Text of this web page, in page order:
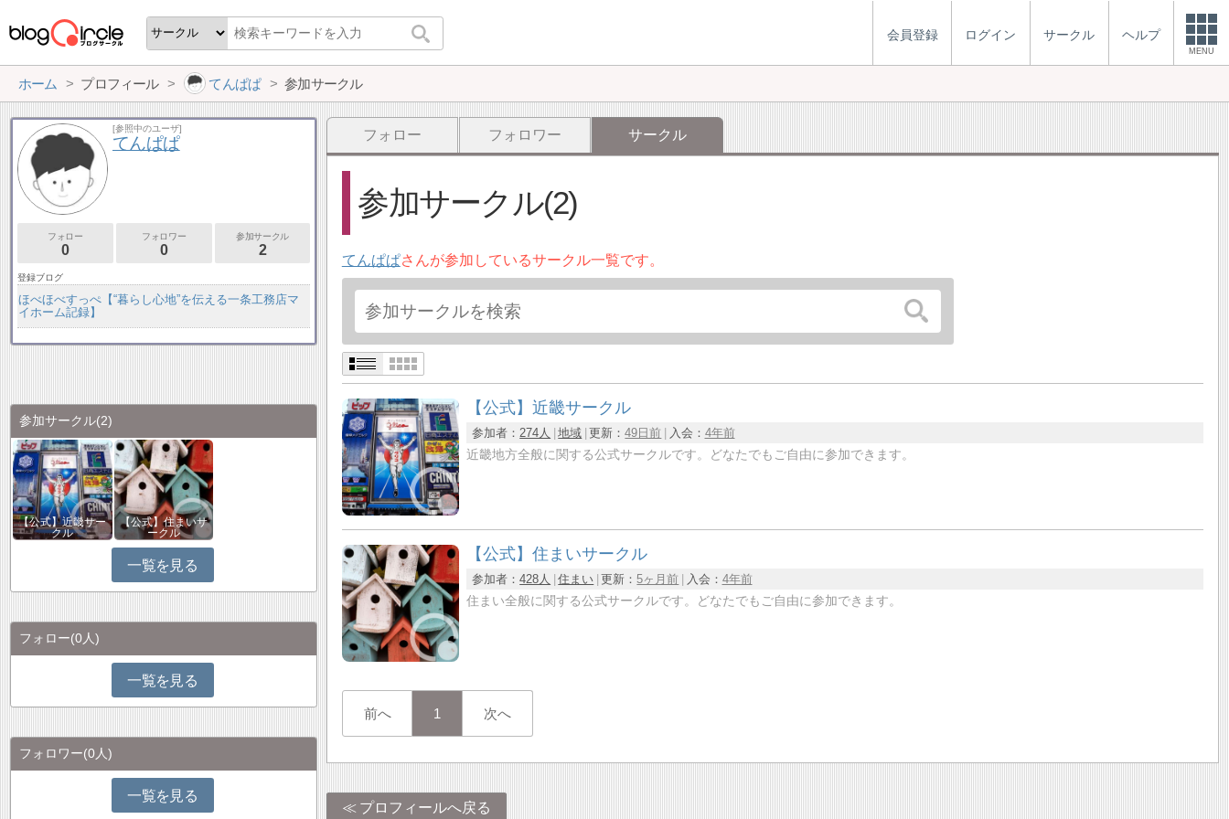
会員登録 ログイン サークル ヘルプ
MENU
ホーム プロフィール てんぱぱ 参加サークル
フォロー フォロワー サークル
参加サークル(2)
てんぱぱさんが参加しているサークル一覧です。
【公式】近畿サークル
参加者：274人 地域 更新：49日前 入会： 4年前
近畿地方全般に関する公式サークルです。どなたでもご自由に参加できます。
【公式】住まいサークル
参加者：428人 住まい 更新：5ヶ月前 入会： 4年前
住まい全般に関する公式サークルです。どなたでもご自由に参加できます。
前へ 1 次へ
プロフィールへ戻る
[参照中のユーザ]
てんぱぱ
フォロー
0
フォロワー
0
参加サークル
2
登録ブログ
ほべほべすっぺ【“暮らし心地”を伝える一条工務店マ
イホーム記録】
参加サークル(2)
【公式】近畿サー
クル
【公式】住まいサ
ークル
一覧を見る
フォロー(0人)
一覧を見る
フォロワー(0人)
一覧を見る